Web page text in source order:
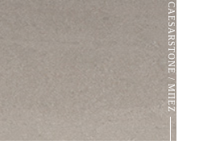
CAESARSTONE / ΜΠΕΖ